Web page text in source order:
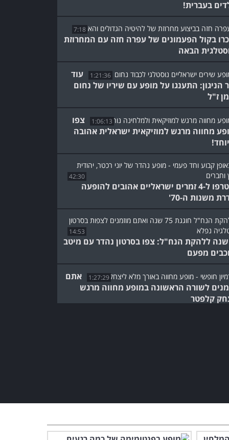
בעברית!
7:18
בקול הפעמונים של עפרה חזה עם המחרוזת
הבאה
1:21:36
עוד
הניגון: התענגו על מופע עם שיריו של נחום
ז"ל
1:06:13
צפו
מחווה מרגש למוזיקאית ישראלית אהובה
42:30
הצטרפו ל-4 זמרים ישראליים אהובים להופעה
משנות ה-70'
14:53
75 שנה ללהקת הנח"ל: צפו בסרטון נהדר עם מיטב
מפעם
1:27:29
אתם
לשורה הראשונה במופע מחווה מרגש
קלפטר
1:59:43
חיים ואדם: סרט תיעודי מרגש
על הזמר האהוב שהלך